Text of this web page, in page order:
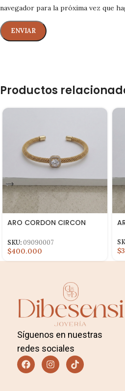
navegador para la próxima vez que
Productos
ARO CORDON CIRCON
SKU:09090007
$400.000
Síguenos en nuestras
redes sociales